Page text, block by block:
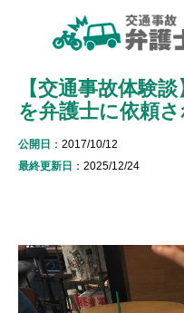
【交通事故体験
を弁護士に依頼
公開日 ：2017/10/12
最終更新日 ：2025/12/24
被害者のための基礎知
被害者になったら
適用できる保険を知る
休業損害について知る
弁護士特約について知る